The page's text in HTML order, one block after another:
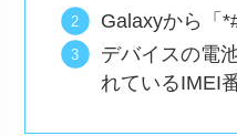
Galaxyから「
デバイスの電
れているIMEI